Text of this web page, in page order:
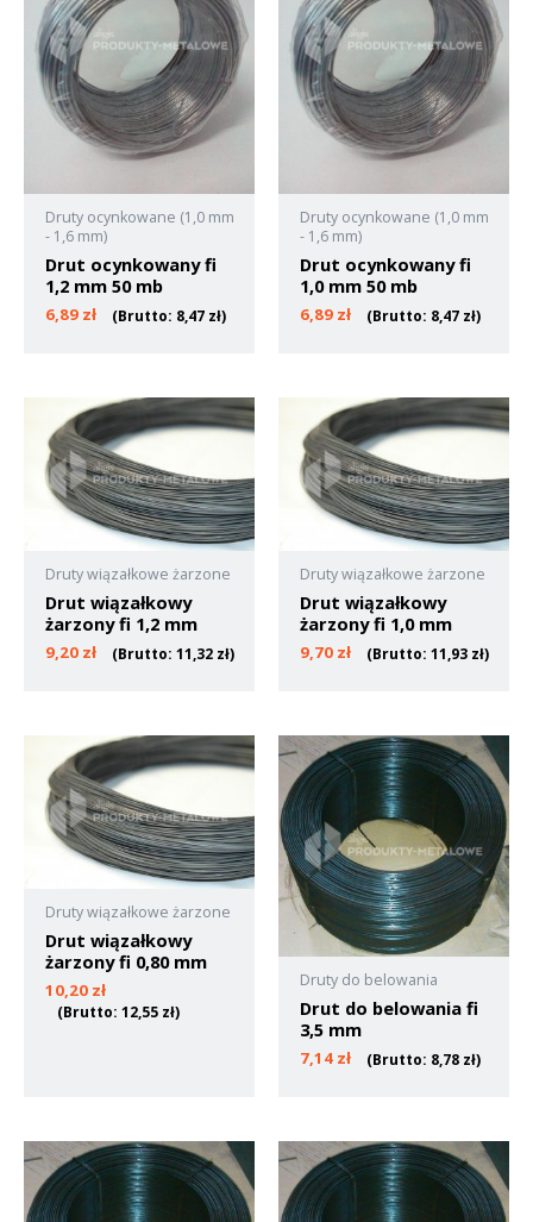
Druty ocynkowane (1,0 mm
- 1,6 mm)
Drut ocynkowany fi
1,2 mm 50 mb
6,89 zł (Brutto: 8,47 zł)
Druty ocynkowane (1,0 mm
- 1,6 mm)
Drut ocynkowany fi
1,0 mm 50 mb
6,89 zł (Brutto: 8,47 zł)
Druty wiązałkowe żarzone
Drut wiązałkowy
żarzony fi 1,2 mm
9,20 zł (Brutto: 11,32 zł)
Druty wiązałkowe żarzone
Drut wiązałkowy
żarzony fi 1,0 mm
9,70 zł (Brutto: 11,93 zł)
Druty wiązałkowe żarzone
Drut wiązałkowy
żarzony fi 0,80 mm
10,20 zł
(Brutto: 12,55 zł)
Druty do belowania
Drut do belowania fi
3,5 mm
7,14 zł (Brutto: 8,78 zł)